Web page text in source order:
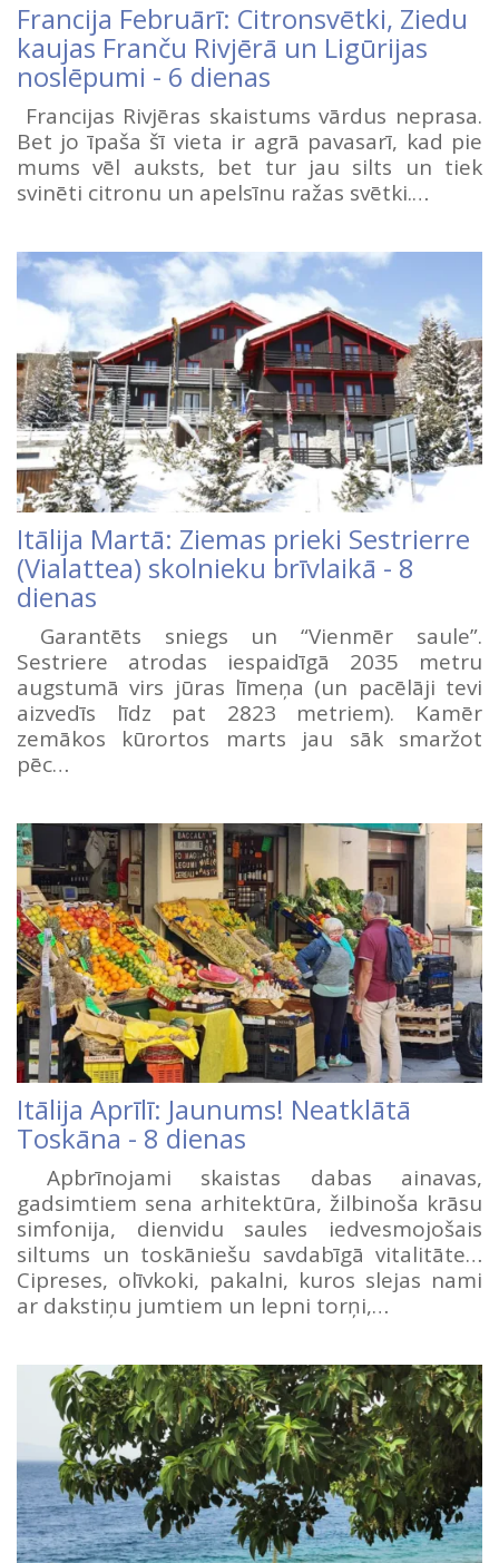
Francija Februārī: Citronsvētki, Ziedu
kaujas Franču Rivjērā un Ligūrijas
noslēpumi - 6 dienas
Francijas Rivjēras skaistums vārdus neprasa.
Bet jo īpaša šī vieta ir agrā pavasarī, kad pie
mums vēl auksts, bet tur jau silts un tiek
svinēti citronu un apelsīnu ražas svētki.…
Itālija Martā: Ziemas prieki Sestrierre
(Vialattea) skolnieku brīvlaikā - 8
dienas
Garantēts sniegs un “Vienmēr saule”.
Sestriere atrodas iespaidīgā 2035 metru
augstumā virs jūras līmeņa (un pacēlāji tevi
aizvedīs līdz pat 2823 metriem). Kamēr
zemākos kūrortos marts jau sāk smaržot
pēc…
Itālija Aprīlī: Jaunums! Neatklātā
Toskāna - 8 dienas
Apbrīnojami skaistas dabas ainavas,
gadsimtiem sena arhitektūra, žilbinoša krāsu
simfonija, dienvidu saules iedvesmojošais
siltums un toskāniešu savdabīgā vitalitāte…
Cipreses, olīvkoki, pakalni, kuros slejas nami
ar dakstiņu jumtiem un lepni torņi,…